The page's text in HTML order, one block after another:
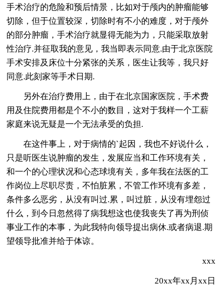
手术治疗的危险和预后情景，比如对于颅内的肿瘤能够
切除，但于位置较深，切除时有不小的难度，对于颅外
的部分肿瘤，手术治疗就显得无能为力，只能采取放射
性治疗.并征取我的意见，我当即表示同意.由于北京医院
手术安排及床位十分紧张的关系，医生让我等，我只好
同意.此刻家等手术日期.
另外在治疗费用上，由于在北京国家医院，手术费
用及住院费用都是个不小的数目，这对于我样一个工薪
家庭来说无疑是一个无法承受的负担.
在这件事上，对于病情的`起因，我也不好说什么，
只是听医生说肿瘤的发生，发展应当和工作环境有关，
和一个的心理状况和心态球境有关，多年我在法医的工
作岗位上尽职尽责，不怕脏累，不管工作环境有多差，
条件多么恶劣，从没有叫过.累，叫过脏，从没有埋怨过
什么，到今日忽然得了病我想这也使我丧失了再为刑侦
事业工作的本事，为此我特向领导提出病休.或者病退.期
望领导批准并给于体谅。
xxx
20xx年xx月xx日